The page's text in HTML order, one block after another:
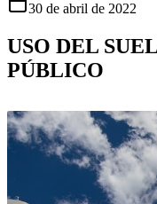
30 de abril de 2022
USO DEL
PÚBLICO